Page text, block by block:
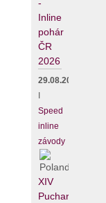
-
Inline
pohár
ČR
2026
29.08.2026
Speed
inline
závody
XIV
Puchar